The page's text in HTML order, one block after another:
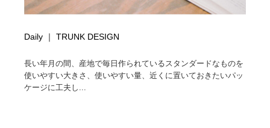
Daily ｜ TRUNK DESIGN
長い年月の間、産地で毎日作られているスタンダードなものを
使いやすい大きさ、使いやすい量、近くに置いておきたいパッ
ケージに工夫し...